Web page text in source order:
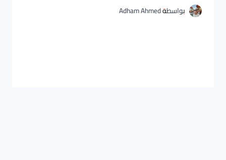
بواسطةAdham Ahmed